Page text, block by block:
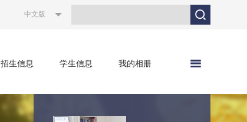
中文版
招生信息 学生信息 我的相册